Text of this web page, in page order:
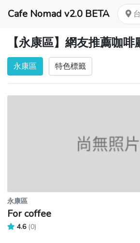
Cafe Nomad v2.0 BETA
【永康區】網友推薦咖啡
永康區 特色標籤
永康區
For coffee
4.6 (0)